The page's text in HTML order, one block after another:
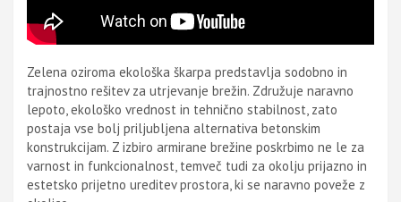
Zelena oziroma ekološka škarpa predstavlja sodobno in
trajnostno rešitev za utrjevanje brežin. Združuje naravno
lepoto, ekološko vrednost in tehnično stabilnost, zato
postaja vse bolj priljubljena alternativa betonskim
konstrukcijam. Z izbiro armirane brežine poskrbimo ne le za
varnost in funkcionalnost, temveč tudi za okolju prijazno in
estetsko prijetno ureditev prostora, ki se naravno poveže z